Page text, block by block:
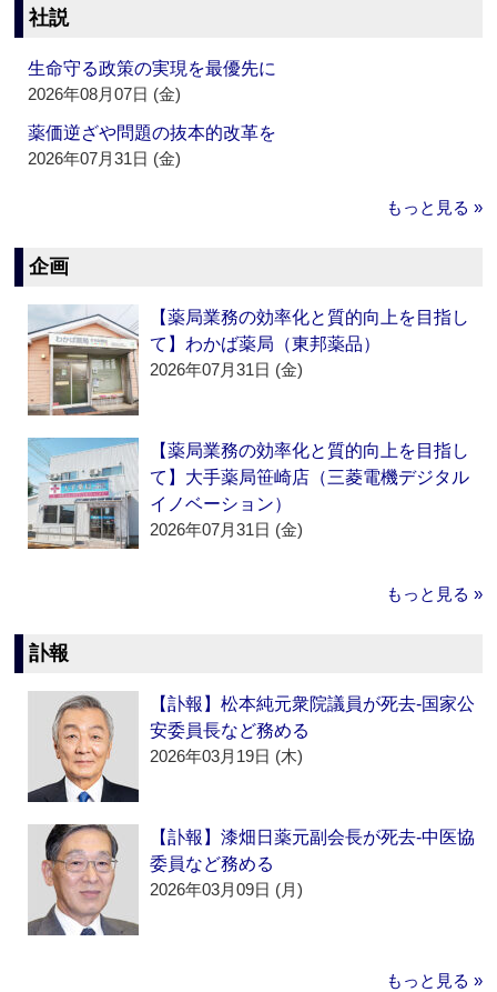
社説
生命守る政策の実現を最優先に
2026年08月07日 (金)
薬価逆ざや問題の抜本的改革を
2026年07月31日 (金)
もっと見る »
企画
【薬局業務の効率化と質的向上を目指し
て】わかば薬局（東邦薬品）
2026年07月31日 (金)
【薬局業務の効率化と質的向上を目指し
て】大手薬局笹崎店（三菱電機デジタル
イノベーション）
2026年07月31日 (金)
もっと見る »
訃報
【訃報】松本純元衆院議員が死去‐国家公
安委員長など務める
2026年03月19日 (木)
【訃報】漆畑日薬元副会長が死去‐中医協
委員など務める
2026年03月09日 (月)
もっと見る »